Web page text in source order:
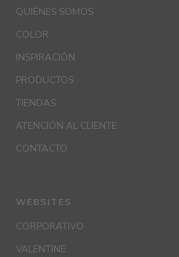
QUIÉNES SOMOS
COLOR
INSPIRACIÓN
PRODUCTOS
TIENDAS
ATENCIÓN AL CLIENTE
CONTACTO
WEBSITES
CORPORATIVO
VALENTINE